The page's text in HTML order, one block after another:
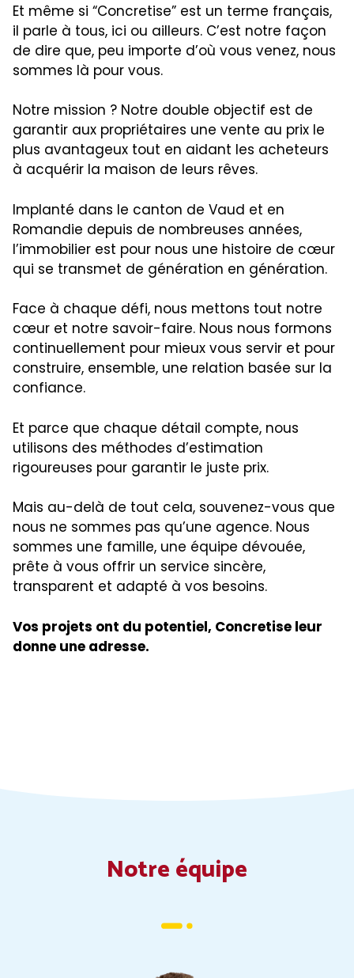
Et même si “Concretise” est un terme français,
il parle à tous, ici ou ailleurs. C’est notre façon
de dire que, peu importe d’où vous venez, nous
sommes là pour vous.
Notre mission ? Notre double objectif est de
garantir aux propriétaires une vente au prix le
plus avantageux tout en aidant les acheteurs
à acquérir la maison de leurs rêves.
Implanté dans le canton de Vaud et en
Romandie depuis de nombreuses années,
l’immobilier est pour nous une histoire de cœur
qui se transmet de génération en génération.
Face à chaque défi, nous mettons tout notre
cœur et notre savoir-faire. Nous nous formons
continuellement pour mieux vous servir et pour
construire, ensemble, une relation basée sur la
confiance.
Et parce que chaque détail compte, nous
utilisons des méthodes d’estimation
rigoureuses pour garantir le juste prix.
Mais au-delà de tout cela, souvenez-vous que
nous ne sommes pas qu’une agence. Nous
sommes une famille, une équipe dévouée,
prête à vous offrir un service sincère,
transparent et adapté à vos besoins.
Vos projets ont du potentiel, Concretise leur
donne une adresse.
Notre équipe